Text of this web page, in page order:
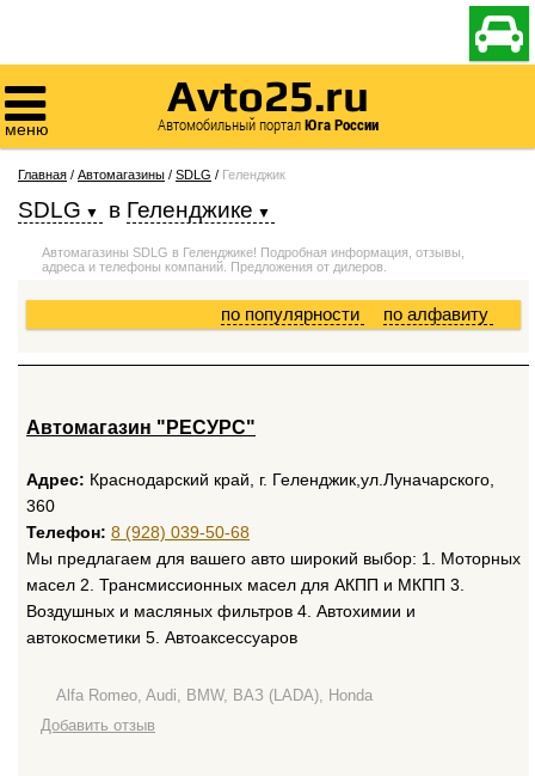


меню
Avto25.ru
Автомобильный порталЮга России
Главная / Автомагазины / SDLG / Геленджик
SDLG в Геленджике
Автомагазины SDLG в Геленджике! Подробная информация, отзывы,
адреса и телефоны компаний. Предложения от дилеров.
по алфавиту
по популярности
Автомагазин "РЕСУРС"
Адрес: Краснодарский край, г. Геленджик,ул.Луначарского,
360
Телефон: 8 (928) 039-50-68
Мы предлагаем для вашего авто широкий выбор: 1. Моторных
масел 2. Трансмиссионных масел для АКПП и МКПП 3.
Воздушных и масляных фильтров 4. Автохимии и
автокосметики 5. Автоаксессуаров
Alfa Romeo, Audi, BMW, ВАЗ (LADA), Honda
Добавить отзыв